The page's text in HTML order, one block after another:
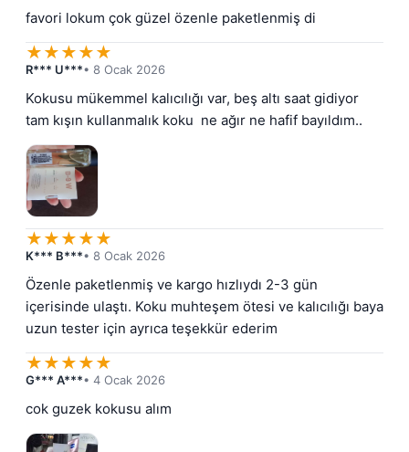
favori lokum çok güzel özenle paketlenmiş di
★★★★★
R*** U***• 8 Ocak 2026
Kokusu mükemmel kalıcılığı var, beş altı saat gidiyor
tam kışın kullanmalık koku  ne ağır ne hafif bayıldım..
★★★★★
K*** B***• 8 Ocak 2026
Özenle paketlenmiş ve kargo hızlıydı 2-3 gün
içerisinde ulaştı. Koku muhteşem ötesi ve kalıcılığı baya
uzun tester için ayrıca teşekkür ederim
★★★★★
G*** A***• 4 Ocak 2026
cok guzek kokusu alım